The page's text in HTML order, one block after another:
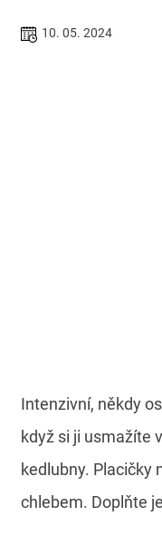
10. 05. 2024
Intenzivní, někdy
když si ji usmažíte
kedlubny. Placičky
chlebem. Doplňte